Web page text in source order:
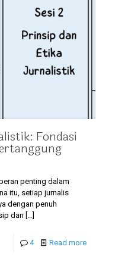
Fondasi
penting dalam
itu, setiap jurnalis
dengan penuh
dan
4 Read more